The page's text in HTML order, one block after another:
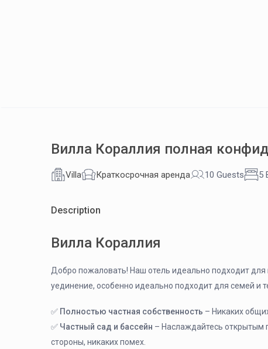
Вилла Кораллия полная
Villa Краткосрочная аренда 10 Guests 5
Description
Вилла Кораллия
Добро пожаловать! Наш отель идеально подходит для
уединение, особенно идеально подходит для семей и
✅ Полностью частная собственность – Никаких
✅ Частный сад и бассейн – Наслаждайтесь открытым
стороны, никаких помех.